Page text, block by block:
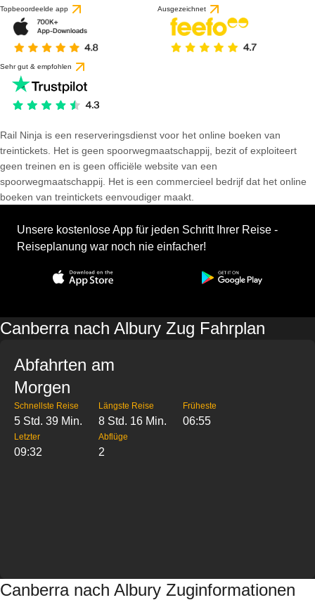
Topbeoordeelde app Ausgezeichnet
Sehr gut & empfohlen
Rail Ninja is een reserveringsdienst voor het online boeken van
treintickets. Het is geen spoorwegmaatschappij, bezit of exploiteert
geen treinen en is geen officiële website van een
spoorwegmaatschappij. Het is een commercieel bedrijf dat het online
boeken van treintickets eenvoudiger maakt.
Unsere kostenlose App für jeden Schritt Ihrer Reise -
Reiseplanung war noch nie einfacher!
Canberra nach Albury Zug Fahrplan
Abfahrten am
Morgen
Schnellste Reise
5 Std. 39 Min.
Längste Reise
8 Std. 16 Min.
Früheste
06:55
Letzter
09:32
Abflüge
2
Canberra nach Albury Zuginformationen